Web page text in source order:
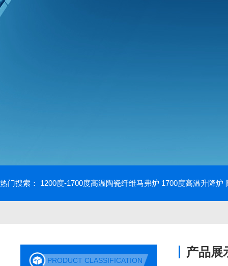
热门搜索： 1200度-1700度高温陶瓷纤维马弗炉 1700度高温升降炉
PRODUCT CLASSIFICATION
产品展